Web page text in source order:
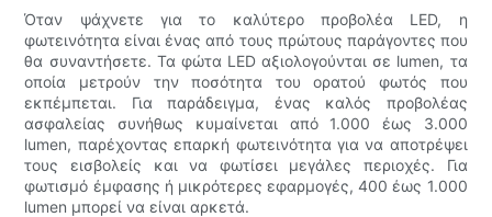
Όταν ψάχνετε για το καλύτερο προβολέα LED, η
φωτεινότητα είναι ένας από τους πρώτους παράγοντες που
θα συναντήσετε. Τα φώτα LED αξιολογούνται σε lumen, τα
οποία μετρούν την ποσότητα του ορατού φωτός που
εκπέμπεται. Για παράδειγμα, ένας καλός προβολέας
ασφαλείας συνήθως κυμαίνεται από 1.000 έως 3.000
lumen, παρέχοντας επαρκή φωτεινότητα για να αποτρέψει
τους εισβολείς και να φωτίσει μεγάλες περιοχές. Για
φωτισμό έμφασης ή μικρότερες εφαρμογές, 400 έως 1.000
lumen μπορεί να είναι αρκετά.